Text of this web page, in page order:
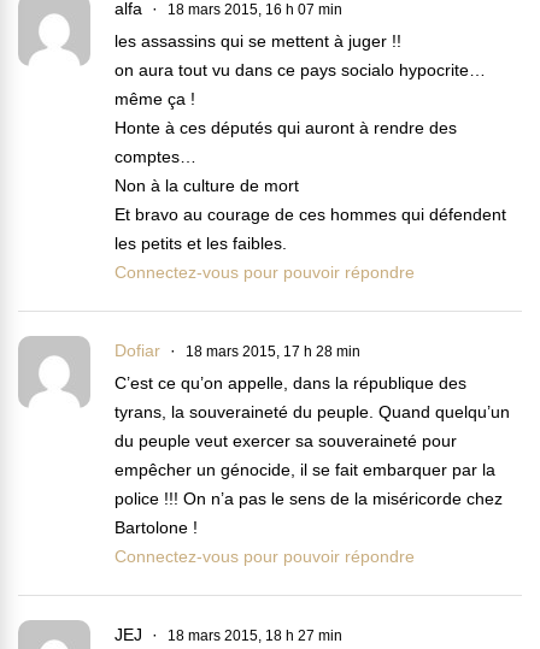
alfa 18 mars 2015, 16 h 07 min
les assassins qui se mettent à juger !!
on aura tout vu dans ce pays socialo hypocrite…
même ça !
Honte à ces députés qui auront à rendre des
comptes…
Non à la culture de mort
Et bravo au courage de ces hommes qui défendent
les petits et les faibles.
Connectez-vous pour pouvoir répondre
Dofiar 18 mars 2015, 17 h 28 min
C’est ce qu’on appelle, dans la république des
tyrans, la souveraineté du peuple. Quand quelqu’un
du peuple veut exercer sa souveraineté pour
empêcher un génocide, il se fait embarquer par la
police !!! On n’a pas le sens de la miséricorde chez
Bartolone !
Connectez-vous pour pouvoir répondre
JEJ 18 mars 2015, 18 h 27 min